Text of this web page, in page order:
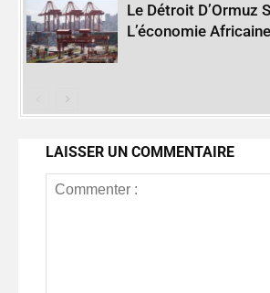
Le Détroit D’Ormuz
L’économie Africaine
LAISSER UN COMMENTAIRE